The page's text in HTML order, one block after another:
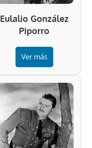
Eulalio González
Piporro
Ver más